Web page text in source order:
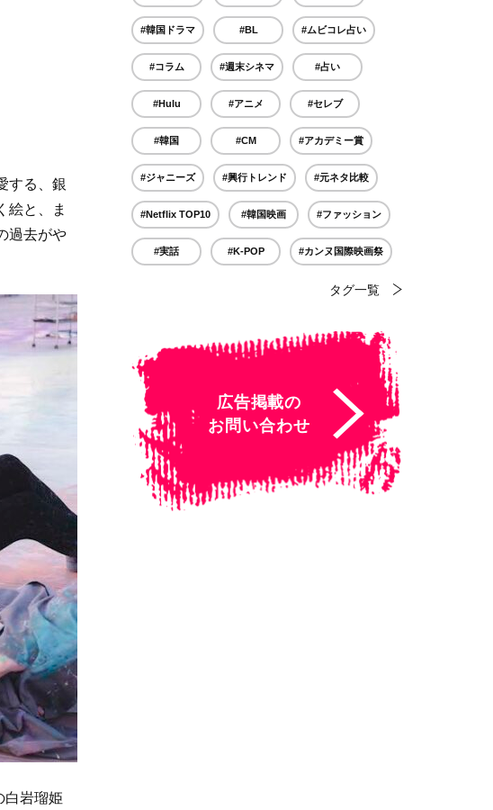
する、銀
絵と、ま
過去がや
白岩瑠姫
#韓国ドラマ #BL #ムビコレ占い
#コラム #週末シネマ #占い
#Hulu #アニメ #セレブ
#韓国 #CM #アカデミー賞
#ジャニーズ #興行トレンド #元ネタ比較
#Netflix TOP10 #韓国映画 #ファッション
#実話 #K-POP #カンヌ国際映画祭
タグ一覧
広告掲載の
お問い合わせ